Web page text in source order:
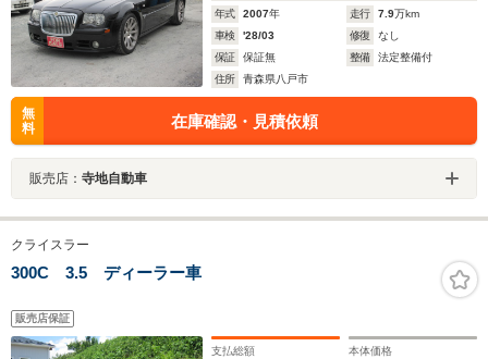
年式 2007年 走行 7.9万km
車検
'28/03 修復
なし
保証
保証無 整備
法定整備付
住所
青森県八戸市
無
料
在庫確認・見積依頼
販売店： 寺地自動車
クライスラー
300C 3.5 ディーラー車
販売店保証
支払総額 本体価格